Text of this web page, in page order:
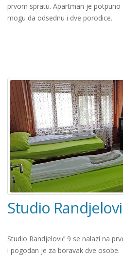
prvom spratu. Apartman je
mogu da odsednu i dve porodice.
Studio
Studio Randjelović 9 se nalazi na
i pogodan je za boravak dve osobe.